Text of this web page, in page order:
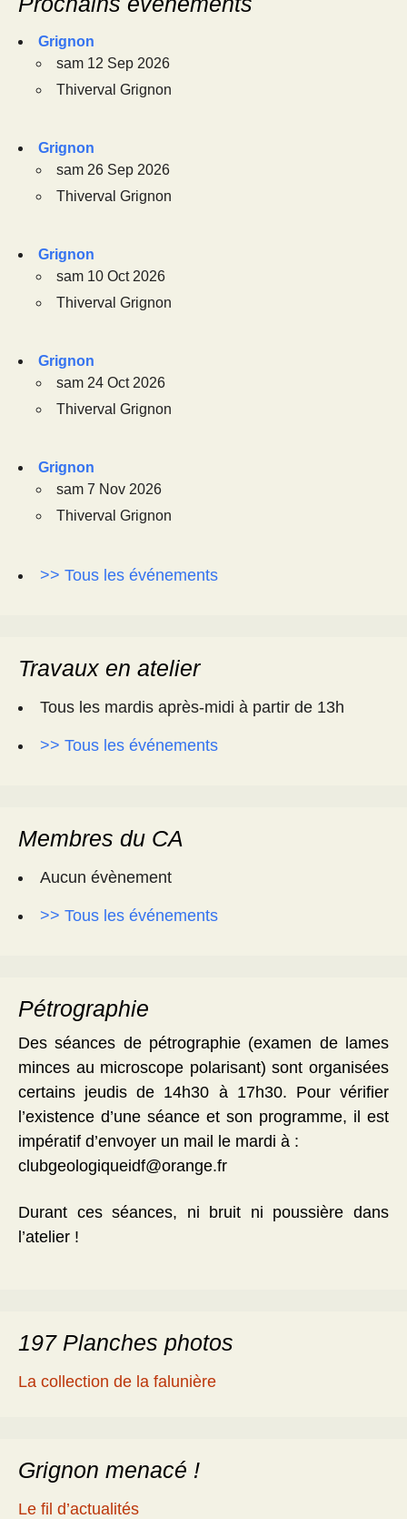
Grignon
sam 12 Sep 2026
Thiverval Grignon
Grignon
sam 26 Sep 2026
Thiverval Grignon
Grignon
sam 10 Oct 2026
Thiverval Grignon
Grignon
sam 24 Oct 2026
Thiverval Grignon
Grignon
sam 7 Nov 2026
Thiverval Grignon
>> Tous les événements
Travaux en atelier
Tous les mardis après-midi à partir de 13h
>> Tous les événements
Membres du CA
Aucun évènement
>> Tous les événements
Pétrographie
Des séances de pétrographie (examen de lames
minces au microscope polarisant) sont organisées
certains jeudis de 14h30 à 17h30. Pour vérifier
l’existence d’une séance et son programme, il est
impératif d’envoyer un mail le mardi à :
clubgeologiqueidf@orange.fr
Durant ces séances, ni bruit ni poussière dans
l’atelier !
197 Planches photos
La collection de la falunière
Grignon menacé !
Le fil d’actualités